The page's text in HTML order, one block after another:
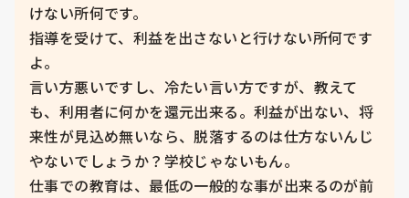
けない所何です。
指導を受けて、利益を出さないと行けない所何です
よ。
言い方悪いですし、冷たい言い方ですが、教えて
も、利用者に何かを還元出来る。利益が出ない、将
来性が見込め無いなら、脱落するのは仕方ないんじ
やないでしょうか？学校じゃないもん。
仕事での教育は、最低の一般的な事が出来るのが前